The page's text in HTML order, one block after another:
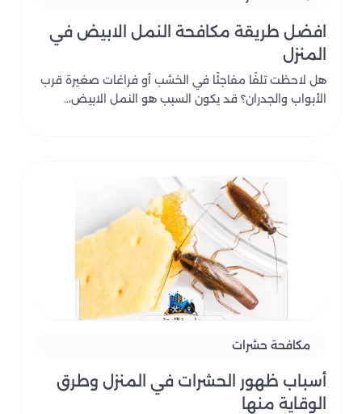
افضل طريقة مكافحة النمل الابيض في
المنزل
هل لاحظت تلفًا مفاجئًا في الخشب أو فراغات صغيرة قرب
الأبواب والجدران؟ قد يكون السبب هو النمل الابيض،..
مكافحة حشرات
أسباب ظهور الحشرات في المنزل وطرق
الوقاية منها